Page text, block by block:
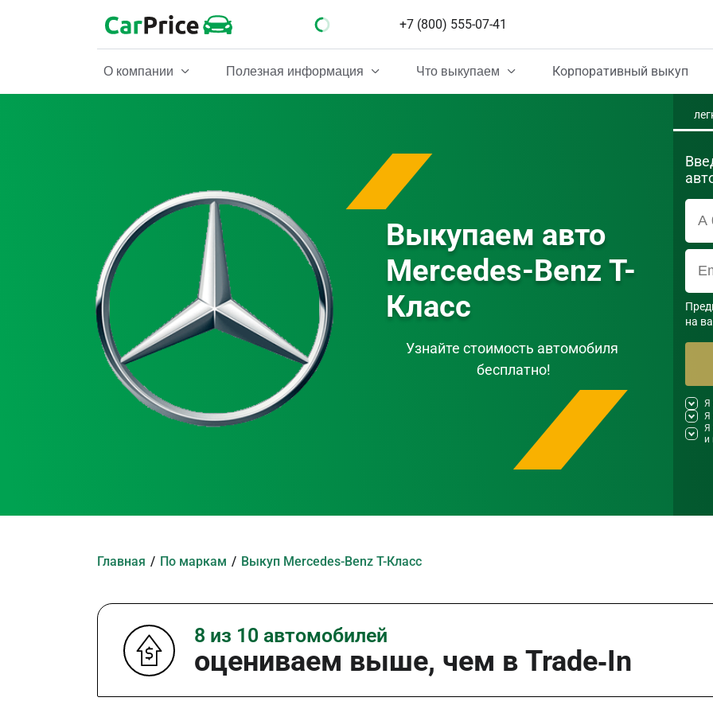
+7 (800) 555-07-41
О компании Полезная информация Что выкупаем Корпоративный выкуп
Выкупаем авто
Mercedes-Benz T-
Класс
Узнайте стоимость автомобиля
бесплатно!
на
Я
Я
Я
и
Главная По маркам Выкуп Mercedes-Benz T-Класс
8 из 10 автомобилей
оцениваем выше, чем в Trade‑In